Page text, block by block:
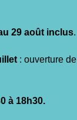
29 août inclus.
: ouverture de
à 18h30.